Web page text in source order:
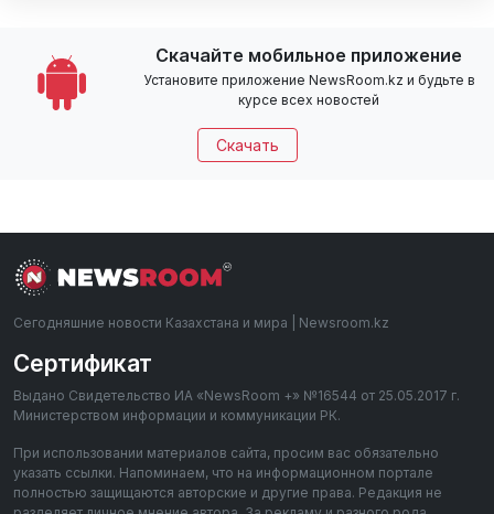
Скачайте мобильное приложение
Установите приложение NewsRoom.kz и будьте в
курсе всех новостей
Скачать
Сегодняшние новости Казахстана и мира | Newsroom.kz
Сертификат
Выдано Свидетельство ИА «NewsRoom +» №16544 от 25.05.2017 г.
Министерством информации и коммуникации РК.
При использовании материалов сайта, просим вас обязательно
указать ссылки. Напоминаем, что на информационном портале
полностью защищаются авторские и другие права. Редакция не